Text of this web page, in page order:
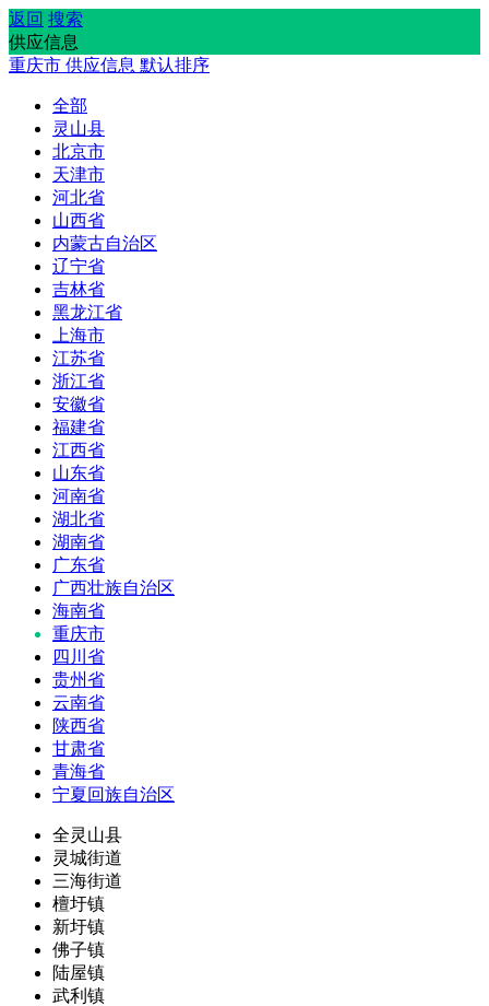
返回 搜索
供应信息
重庆市 供应信息 默认排序
全部
灵山县
北京市
天津市
河北省
山西省
内蒙古自治区
辽宁省
吉林省
黑龙江省
上海市
江苏省
浙江省
安徽省
福建省
江西省
山东省
河南省
湖北省
湖南省
广东省
广西壮族自治区
海南省
重庆市
四川省
贵州省
云南省
陕西省
甘肃省
青海省
宁夏回族自治区
全灵山县
灵城街道
三海街道
檀圩镇
新圩镇
佛子镇
陆屋镇
武利镇